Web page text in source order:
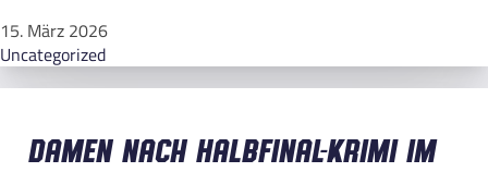
15. März 2026
Uncategorized
Damen nach Halbfinal-Krimi im